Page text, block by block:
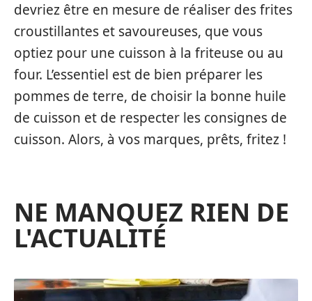
devriez être en mesure de réaliser des frites
croustillantes et savoureuses, que vous
optiez pour une cuisson à la friteuse ou au
four. L’essentiel est de bien préparer les
pommes de terre, de choisir la bonne huile
de cuisson et de respecter les consignes de
cuisson. Alors, à vos marques, prêts, fritez !
NE MANQUEZ RIEN DE
L'ACTUALITÉ